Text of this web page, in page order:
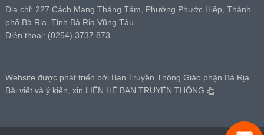
Địa chỉ: 227 Cách Mạng Tháng Tám, Phường Phước Hiệp, Thành
phố Bà Rịa, Tỉnh Bà Rịa Vũng Tàu.
Điện thoại: (0254) 3737 873
Website được phát triển bởi Ban Truyền Thông Giáo phận Bà Rịa.
Bài viết và ý kiến, xin LIÊN HỆ BAN TRUYỀN THÔNG